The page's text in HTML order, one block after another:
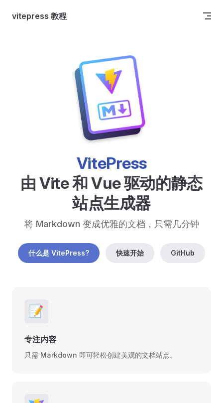
Skip to content
vitepress 教程
VitePress
由 Vite 和 Vue 驱动的静态
站点生成器
将 Markdown 变成优雅的文档，只需几分钟
什么是 VitePress? 快速开始 GitHub
📝
专注内容
只需 Markdown 即可轻松创建美观的文档站点。